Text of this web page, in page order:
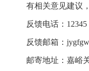
有相关意见建议
反馈电话：12345
反馈邮箱：
邮寄地址：嘉峪